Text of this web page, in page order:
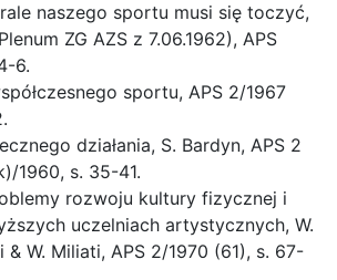
naszego sportu musi się toczyć,
ZG AZS z 7.06.1962), APS
6.
sportu, APS 2/1967
działania, S. Bardyn, APS 2
1960, s. 35-41.
rozwoju kultury fizycznej i
uczelniach artystycznych, W.
W. Miliati, APS 2/1970 (61), s. 67-